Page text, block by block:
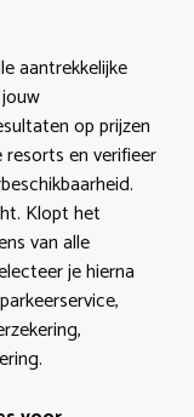
aantrekkelijke
op prijzen
en verifieer
Klopt het
van alle
je hierna